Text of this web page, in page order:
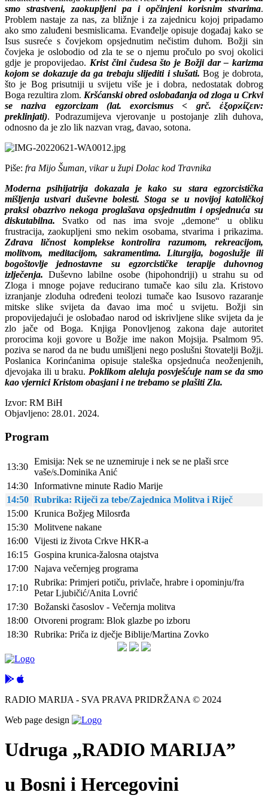
smo strastveni, zaokupljeni pa i opčinjeni korisnim stvarima.
Problem nastaje za nas, za bližnje i za zajednicu kojoj pripadamo
ako smo zaluđeni besmislicama. Evanđelje opisuje događaj kako se
Isus susreće s čovjekom opsjednutim nečistim duhom. Božji sin
čovjeka je oslobodio od zla te se o njemu pročulo po svoj okolici
gdje je propovijedao. Krist čini čudesa što je Božji dar – karizma
kojom se dokazuje da ga trebaju slijediti i slušati. Bog je dobrota,
što je Bog prisutniji u svijetu više je i dobra, nedostatak dobrog
Boga rezultira zlom. Kršćanski obred oslobađanja od zloga u Crkvi
se naziva egzorcizam (lat. exorcismus < grč. ἐξορϰίζεıν:
preklinjati). Podrazumijeva vjerovanje u postojanje zlih duhova,
odnosno da je zlo lik nazvan vrag, đavao, sotona.
Piše: fra Mijo Šuman, vikar u župi Dolac kod Travnika
Moderna psihijatrija dokazala je kako su stara egzorcistička
mišljenja ustvari duševne bolesti. Stoga se u novijoj katoličkoj
praksi obazrivo nekoga proglašava opsjednutim i opsjednuća su
diskutabilna. Svatko od nas ima svoje „demone“ u obliku
frustracija, zaokupljeni smo nekim osobama, stvarima i prikazima.
Zdrava ličnost komplekse kontrolira razumom, rekreacijom,
molitvom, meditacijom, sakramentima. Liturgija, bogoslužje ili
bogoštovlje jednostavne su egzorcističke terapije duhovnog
izlječenja. Duševno labilne osobe (hipohondriji) u strahu su od
Zloga i mnoge pojave reducirano tumače kao silu zla. Kristovo
izranjanje zloduha određeni teolozi tumače kao Isusovo razaranje
mitske slike svijeta da đavao ima moć u svijetu. Božji sin
propovijedajući je oslobađao narod od iskrivljene slike svijeta da je
zlo jače od Boga. Knjiga Ponovljenog zakona daje autoritet
prorocima koji govore u Božje ime nakon Mojsija. Psalmom 95.
poziva se narod da ne budu umišljeni nego poslušni štovatelji Božji.
Poslanica Korinćanima opisuje staleška opsjednuća neoženjenih,
djevojaka ili u braku. Poklikom aleluja posvješćuje nam se da smo
kao vjernici Kristom obasjani i ne trebamo se plašiti Zla.
Izvor: RM BiH
Objavljeno: 28.01. 2024.
Program
13:30
Emisija: Nek se ne uznemiruje i nek se ne plaši srce
vaše/s.Dominika Anić
14:30 Informativne minute Radio Marije
14:50 Rubrika: Riječi za tebe/Zajednica Molitva i Riječ
15:00 Krunica Božjeg Milosrđa
15:30 Molitvene nakane
16:00 Vijesti iz života Crkve HKR-a
16:15 Gospina krunica-žalosna otajstva
17:00 Najava večernjeg programa
17:10
Rubrika: Primjeri potiču, privlače, hrabre i opominju/fra
Petar Ljubičić/Anita Lovrić
17:30 Božanski časoslov - Večernja molitva
18:00 Otvoreni program: Blok glazbe po izboru
18:30 Rubrika: Priča iz dječje Biblije/Martina Zovko
RADIO MARIJA - SVA PRAVA PRIDRŽANA © 2024
Web page design
Udruga „RADIO MARIJA”
u Bosni i Hercegovini